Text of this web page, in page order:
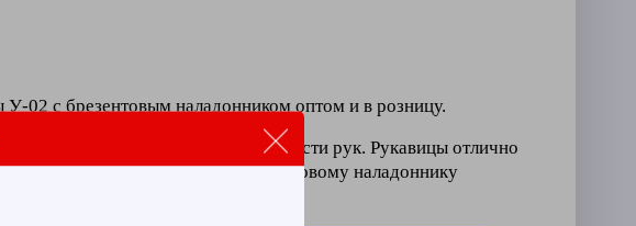
02 с брезентовым наладонником оптом и в розницу.
требуется защита всей площади кисти рук. Рукавицы отлично
температуры, а благодаря брезентовому наладоннику